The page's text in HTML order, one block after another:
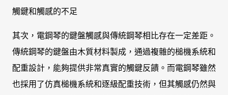
觸鍵和觸感的不足
其次，電鋼琴的鍵盤觸感與傳統鋼琴相比存在一定差距。
傳統鋼琴的鍵盤由木質材料製成，通過複雜的槌機系統和
配重設計，能夠提供非常真實的觸鍵反饋。而電鋼琴雖然
也採用了仿真槌機系統和逐級配重技術，但其觸感仍然與